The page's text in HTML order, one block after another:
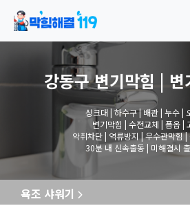
강동구 변기막힘 | 변
싱크대 | 하수구 | 배관 | 누수 |
변기막힘 | 수전교체 | 폽옵 |
악취차단 | 역류방지 | 우수관막힘 |
30분 내 신속출동 | 미해결시
욕조 샤워기